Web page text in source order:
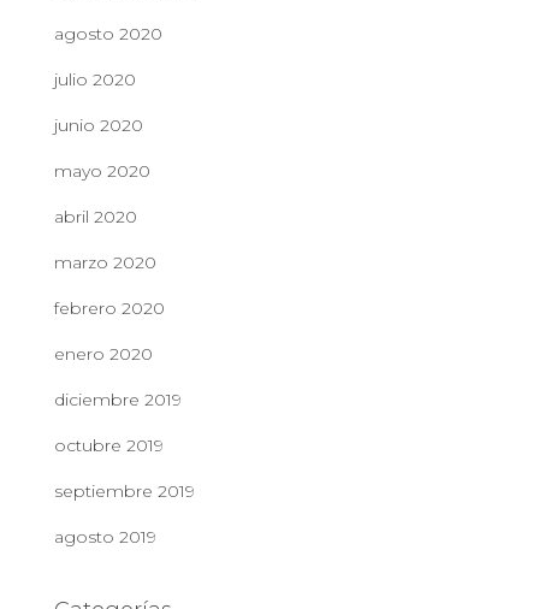
agosto 2020
julio 2020
junio 2020
mayo 2020
abril 2020
marzo 2020
febrero 2020
enero 2020
diciembre 2019
octubre 2019
septiembre 2019
agosto 2019